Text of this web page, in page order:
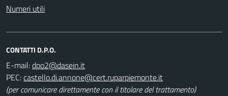
Numeri utili
CONTATTI D.P.O.
E-mail:
PEC:
(per comunicare direttamente con il titolare del trattamento)